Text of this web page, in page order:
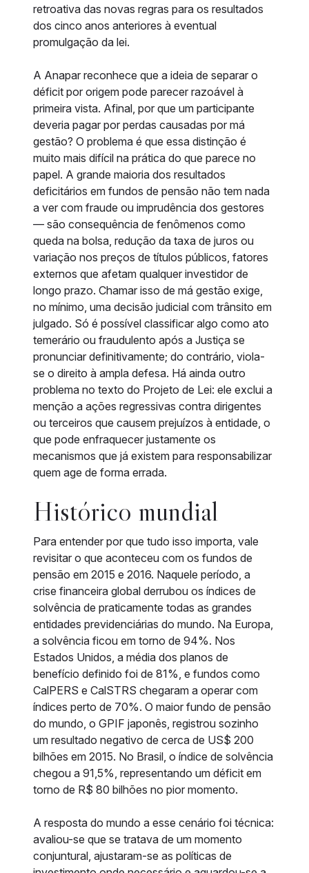
retroativa das novas regras para os resultados
dos cinco anos anteriores à eventual
promulgação da lei.
A Anapar reconhece que a ideia de separar o
déficit por origem pode parecer razoável à
primeira vista. Afinal, por que um participante
deveria pagar por perdas causadas por má
gestão? O problema é que essa distinção é
muito mais difícil na prática do que parece no
papel. A grande maioria dos resultados
deficitários em fundos de pensão não tem nada
a ver com fraude ou imprudência dos gestores
— são consequência de fenômenos como
queda na bolsa, redução da taxa de juros ou
variação nos preços de títulos públicos, fatores
externos que afetam qualquer investidor de
longo prazo. Chamar isso de má gestão exige,
no mínimo, uma decisão judicial com trânsito em
julgado. Só é possível classificar algo como ato
temerário ou fraudulento após a Justiça se
pronunciar definitivamente; do contrário, viola-
se o direito à ampla defesa. Há ainda outro
problema no texto do Projeto de Lei: ele exclui a
menção a ações regressivas contra dirigentes
ou terceiros que causem prejuízos à entidade, o
que pode enfraquecer justamente os
mecanismos que já existem para responsabilizar
quem age de forma errada.
Histórico mundial
Para entender por que tudo isso importa, vale
revisitar o que aconteceu com os fundos de
pensão em 2015 e 2016. Naquele período, a
crise financeira global derrubou os índices de
solvência de praticamente todas as grandes
entidades previdenciárias do mundo. Na Europa,
a solvência ficou em torno de 94%. Nos
Estados Unidos, a média dos planos de
benefício definido foi de 81%, e fundos como
CalPERS e CalSTRS chegaram a operar com
índices perto de 70%. O maior fundo de pensão
do mundo, o GPIF japonês, registrou sozinho
um resultado negativo de cerca de US$ 200
bilhões em 2015. No Brasil, o índice de solvência
chegou a 91,5%, representando um déficit em
torno de R$ 80 bilhões no pior momento.
A resposta do mundo a esse cenário foi técnica:
avaliou-se que se tratava de um momento
conjuntural, ajustaram-se as políticas de